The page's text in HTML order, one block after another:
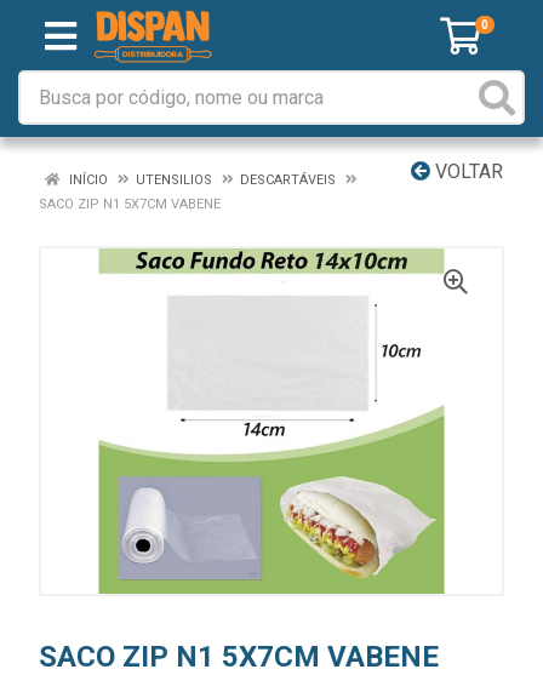
0
VOLTAR
INÍCIO UTENSILIOS
DESCARTÁVEIS
SACO ZIP N1 5X7CM VABENE
SACO ZIP N1 5X7CM VABENE